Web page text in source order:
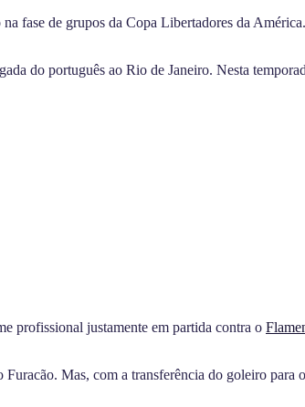
fase de grupos da Copa Libertadores da
do português ao Rio de Janeiro. Nesta
profissional justamente em partida contra o
Mas, com a transferência do goleiro